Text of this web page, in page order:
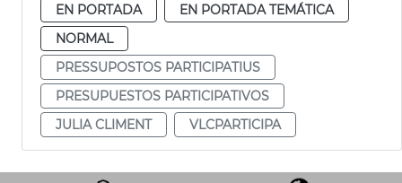
EN PORTADA
EN PORTADA TEMÁTICA
NORMAL
PRESSUPOSTOS PARTICIPATIUS
PRESUPUESTOS PARTICIPATIVOS
JULIA CLIMENT
VLCPARTICIPA